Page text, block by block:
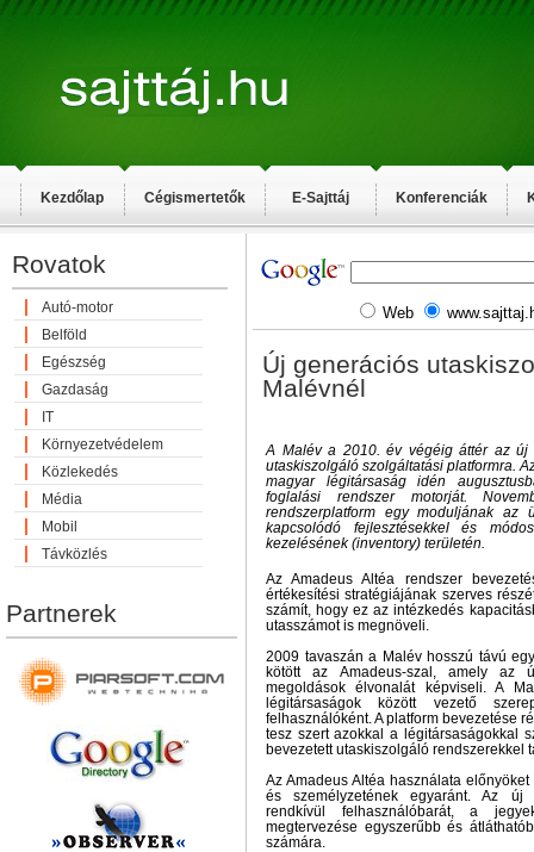
Kezdőlap Cégismertetők E-Sajttáj Konferenciák
Rovatok
Autó-motor
Belföld
Egészség
Gazdaság
IT
Környezetvédelem
Közlekedés
Média
Mobil
Távközlés
Partnerek
Web
Új generációs
Malévnél
A Malév a 2010. év végéig áttér az új
utaskiszolgáló szolgáltatási platformra.
magyar légitársaság idén
foglalási rendszer motorját.
rendszerplatform egy moduljának
kapcsolódó fejlesztésekkel és
kezelésének (inventory) területén.
Az Amadeus Altéa rendszer
értékesítési stratégiájának szerves
számít, hogy ez az intézkedés
utasszámot is megnöveli.
2009 tavaszán a Malév hosszú távú
kötött az Amadeus-szal, amely az
megoldások élvonalát képviseli. A
légitársaságok között vezető
felhasználóként. A platform bevezetése
tesz szert azokkal a légitársaságokkal
bevezetett utaskiszolgáló rendszerekkel
Az Amadeus Altéa használata
és személyzetének egyaránt. Az új
rendkívül felhasználóbarát, a
megtervezése egyszerűbb és
számára.